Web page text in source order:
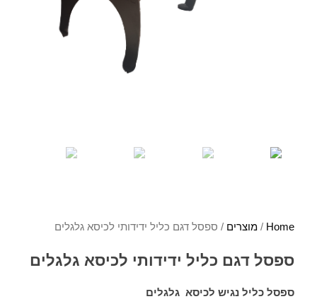
Home
/מוצרים / ספסל דגם כליל ידידותי לכיסא גלגלים
ספסל דגם כליל ידידותי לכיסא גלגלים
ספסל כליל נגיש לכיסא גלגלים